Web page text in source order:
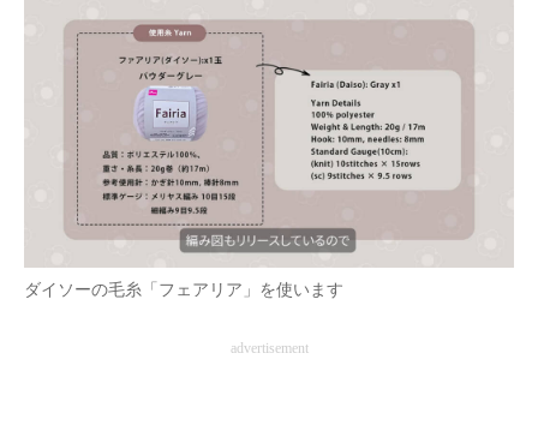
ダイソーの毛糸「フェアリア」を使います
advertisement